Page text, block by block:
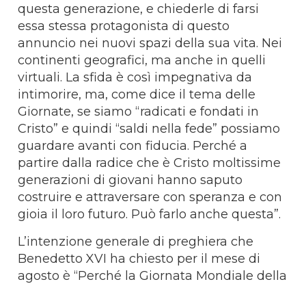
questa generazione, e chiederle di farsi
essa stessa protagonista di questo
annuncio nei nuovi spazi della sua vita. Nei
continenti geografici, ma anche in quelli
virtuali. La sfida è così impegnativa da
intimorire, ma, come dice il tema delle
Giornate, se siamo “radicati e fondati in
Cristo” e quindi “saldi nella fede” possiamo
guardare avanti con fiducia. Perché a
partire dalla radice che è Cristo moltissime
generazioni di giovani hanno saputo
costruire e attraversare con speranza e con
gioia il loro futuro. Può farlo anche questa”.
L’intenzione generale di preghiera che
Benedetto XVI ha chiesto per il mese di
agosto è “Perché la Giornata Mondiale della